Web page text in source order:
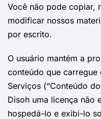
Você não pode copiar,
modificar nossos
por escrito.
O usuário mantém a
conteúdo que carregue
Serviços (“Conteúdo
Disoh uma licença não
hospedá-lo e exibi-lo